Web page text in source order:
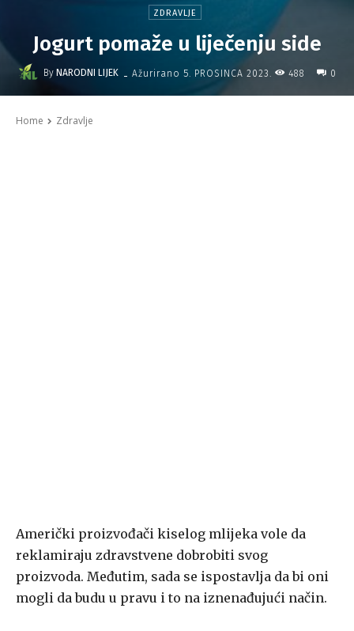
ZDRAVLJE
Jogurt pomaže u liječenju side
By NARODNI LIJEK - Ažurirano 5. PROSINCA 2023. 488 0
Home Zdravlje
Američki proizvođači kiselog mlijeka vole da
reklamiraju zdravstvene dobrobiti svog
proizvoda. Međutim, sada se ispostavlja da bi oni
mogli da budu u pravu i to na iznenađujući način.